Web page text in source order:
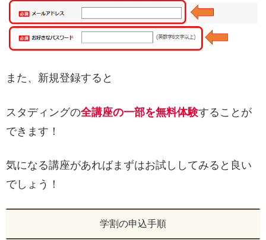
また、新規登録すると
スタディングの全講座の一部を無料体験することが
できます！
気になる講座があればまずはお試ししてみると良い
でしょう！
学割の申込手順